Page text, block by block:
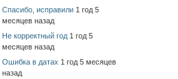
Спасибо, исправили 1 год 5
месяцев назад
Не корректный год 1 год 5
месяцев назад
Ошибка в датах 1 год 5 месяцев
назад